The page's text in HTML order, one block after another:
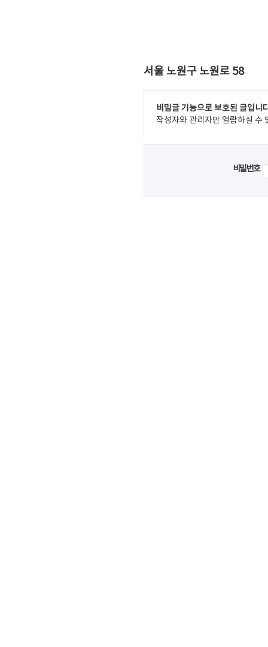
서울 노원구 노원로 58
비밀글 기능으로 보호된 글입니
작성자와 관리자만 열람하실 수
비밀번호